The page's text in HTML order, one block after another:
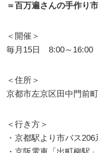
＝百万遍さんの手作り
＜開催＞
毎月15日 8:00～16:00
＜住所＞
京都市左京区田中門前
＜行き方＞
・京都駅より市バス